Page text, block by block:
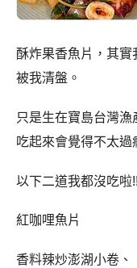
酥炸果香魚片，其
被我清盤。
只是生在寶島台灣
吃起來會覺得不太過
以下二道我都沒吃啦
紅咖哩魚片
香料辣炒澎湖小卷、